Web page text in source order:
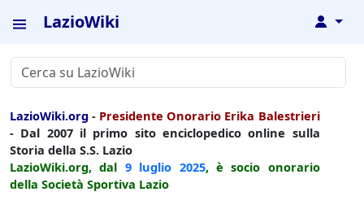
LazioWiki ↓
LazioWiki.org - Presidente Onorario Erika Balestrieri
- Dal 2007 il primo sito enciclopedico online sulla
Storia della S.S. Lazio
LazioWiki.org, dal 9 luglio 2025, è socio onorario
della Società Sportiva Lazio